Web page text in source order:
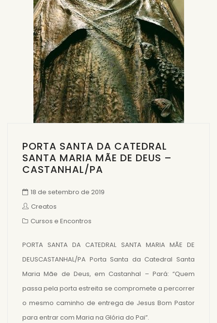
PORTA SANTA DA CATEDRAL
SANTA MARIA MÃE DE DEUS –
CASTANHAL/PA
18 de setembro de 2019
Creatos
Cursos e Encontros
PORTA SANTA DA CATEDRAL SANTA MARIA MÃE DE
DEUSCASTANHAL/PA Porta Santa da Catedral Santa
Maria Mãe de Deus, em Castanhal – Pará: “Quem
passa pela porta estreita se compromete a percorrer
o mesmo caminho de entrega de Jesus Bom Pastor
para entrar com Maria na Glória do Pai”.